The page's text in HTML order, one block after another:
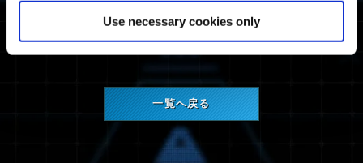
Use necessary cookies only
一覧へ戻る